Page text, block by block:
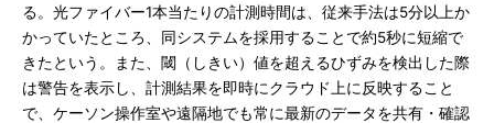
る。光ファイバー1本当たりの計測時間は、従来手法は5分以上か
かっていたところ、同システムを採用することで約5秒に短縮で
きたという。また、閾（しきい）値を超えるひずみを検出した際
は警告を表示し、計測結果を即時にクラウド上に反映すること
で、ケーソン操作室や遠隔地でも常に最新のデータを共有・確認